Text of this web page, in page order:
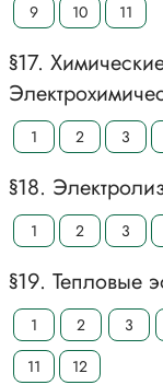
9
10 11
§17.
1 2 3
§18.
1 2 3
§19. Тепловые
1 2 3
11
12